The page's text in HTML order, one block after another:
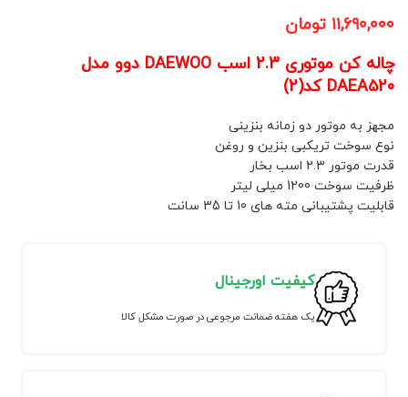
۱۱,۶۹۰,۰۰۰ تومان
چاله کن موتوری 2.3 اسب DAEWOO دوو مدل
DAEA520 کد(2)
مجهز به موتور دو زمانه بنزینی
نوع سوخت تریکبی بنزین و روغن
قدرت موتور 2.3 اسب بخار
ظرفیت سوخت 1200 میلی لیتر
قابلیت پشتیبانی مته های 10 تا 35 سانت
کیفیت اورجینال
یک هفته ضمانت مرجوعی در صورت مشکل کالا